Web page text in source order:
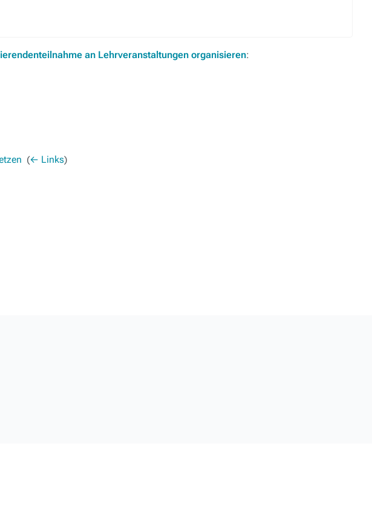
an Lehrveranstaltungen organisieren:
(← Links)